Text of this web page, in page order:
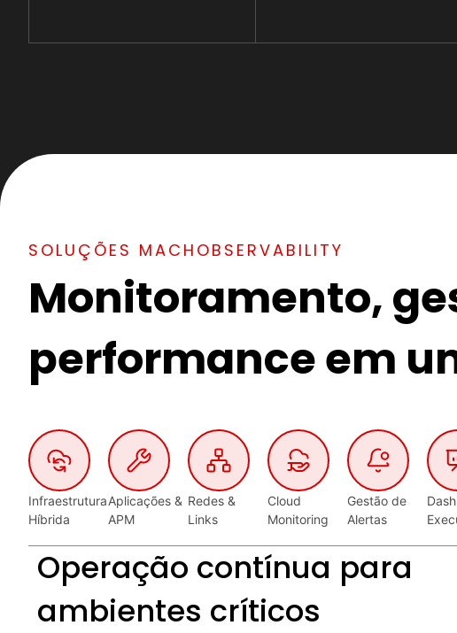
SOLUÇÕES MACHOBSERVABILITY
Monitoramento,
performance em
Infraestrutura
Híbrida
Aplicações &
APM
Redes &
Links
Cloud
Monitoring
Gestão de
Alertas
Operação contínua para
ambientes críticos